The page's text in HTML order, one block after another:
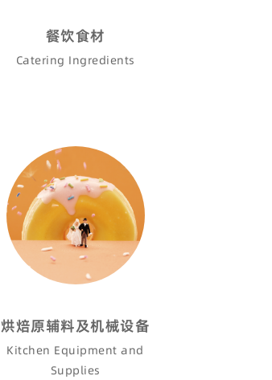
餐饮食材
Catering Ingredients
烘焙原辅料及机械设备
Kitchen Equipment and
Supplies